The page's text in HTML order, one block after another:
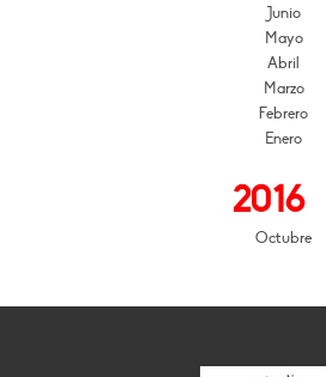
Junio
Mayo
Abril
Marzo
Febrero
Enero
2016
Octubre